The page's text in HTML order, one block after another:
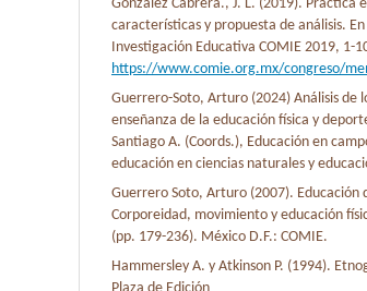
González Cabrera., J. L. (2019). Práctica
características y propuesta de análisis.
Investigación Educativa COMIE 2019, 1-
https://www.comie.org.mx/congreso/
Guerrero-Soto, Arturo (2024) Análisis de
enseñanza de la educación física y
Santiago A. (Coords.), Educación en
educación en ciencias naturales y
Guerrero Soto, Arturo (2007). Educación
Corporeidad, movimiento y educación
(pp. 179-236). México D.F.: COMIE.
Hammersley A. y Atkinson P. (1994).